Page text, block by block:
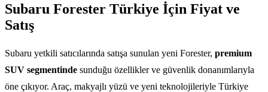
Subaru Forester Türkiye İçin Fiyat ve
Satış
Subaru yetkili satıcılarında satışa sunulan yeni Forester, premium
SUV segmentinde sunduğu özellikler ve güvenlik donanımlarıyla
öne çıkıyor. Araç, makyajlı yüzü ve yeni teknolojileriyle Türkiye